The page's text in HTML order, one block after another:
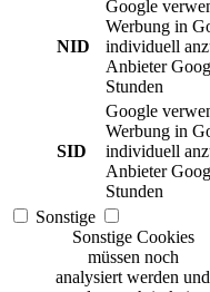
NID
Google
Werbung in
individuell
Anbieter
Stunden
SID
Google
Werbung in
individuell
Anbieter
Stunden
Sonstige
Sonstige Cookies
müssen noch
analysiert werden und